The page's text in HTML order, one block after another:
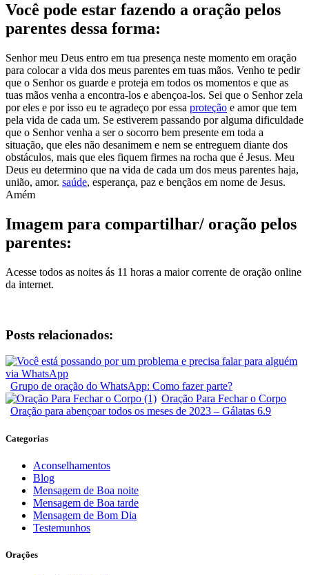
Você pode estar fazendo a oração pelos
parentes dessa forma:
Senhor meu Deus entro em tua presença neste momento em oração
para colocar a vida dos meus parentes em tuas mãos. Venho te pedir
que o Senhor os guarde e proteja em todos os momentos e que as
tuas mãos venha a encontra-los e abençoa-los. Sei que o Senhor zela
por eles e por isso eu te agradeço por essa proteção e amor que tem
pela vida de cada um. Se estiverem passando por alguma dificuldade
que o Senhor venha a ser o socorro bem presente em toda a
situação, que eles não desanimem e nem se entreguem diante dos
obstáculos, mais que eles fiquem firmes na rocha que é Jesus. Meu
Deus eu determino que na vida de cada um dos meus parentes haja,
união, amor. saúde, esperança, paz e bençãos em nome de Jesus.
Amém
Imagem para compartilhar/ oração pelos
parentes:
Acesse todos as noites ás 11 horas a maior corrente de oração online
da internet.
Posts relacionados:
Grupo de oração do WhatsApp: Como fazer parte?
Oração Para Fechar o Corpo
Oração para abençoar todos os meses de 2023 – Gálatas 6.9
Categorias
Aconselhamentos
Blog
Mensagem de Boa noite
Mensagem de Boa tarde
Mensagem de Bom Dia
Testemunhos
Orações